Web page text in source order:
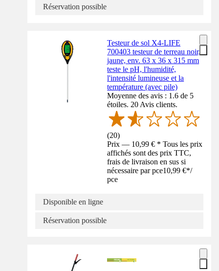
Réservation possible
Testeur de sol X4-LIFE
700403 testeur de terreau noir,
jaune, env. 63 x 36 x 315 mm
teste le pH, l'humidité,
l'intensité lumineuse et la
température (avec pile)
Moyenne des avis : 1.6 de 5
étoiles. 20 Avis clients.
(20)
Prix — 10,99 € * Tous les prix
affichés sont des prix TTC,
frais de livraison en sus si
nécessaire par pce10,99 €*/
pce
Disponible en ligne
Réservation possible